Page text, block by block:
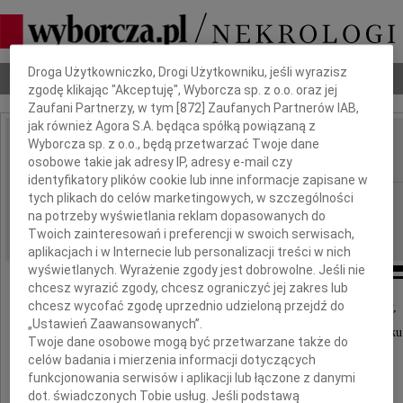
Nekrologi Odeszli Poradnik pogrzebowy
IMIĘ I NAZWISKO: Jerzy Nawracała
REGION: Częstochowa
DATA EMISJI: 18.09.2012
Z głębokim smutkiem i żalem zawiadamiamy,
że w dniu 17 września 2012 roku zmarł nagle w
Dbamy o Twoją prywatność
Droga Użytkowniczko, Drogi Użytkowniku, jeśli wyrazisz
zgodę klikając "Akceptuję", Wyborcza sp. z o.o. oraz jej
Zaufani Partnerzy, w tym [872] Zaufanych Partnerów IAB,
jak również Agora S.A. będąca spółką powiązaną z
Wyborcza sp. z o.o., będą przetwarzać Twoje dane
osobowe takie jak adresy IP, adresy e-mail czy
identyfikatory plików cookie lub inne informacje zapisane w
tych plikach do celów marketingowych, w szczególności
na potrzeby wyświetlania reklam dopasowanych do
Twoich zainteresowań i preferencji w swoich serwisach,
aplikacjach i w Internecie lub personalizacji treści w nich
wyświetlanych. Wyrażenie zgody jest dobrowolne. Jeśli nie
chcesz wyrazić zgody, chcesz ograniczyć jej zakres lub
chcesz wycofać zgodę uprzednio udzieloną przejdź do
„Ustawień Zaawansowanych”.
Twoje dane osobowe mogą być przetwarzane także do
celów badania i mierzenia informacji dotyczących
funkcjonowania serwisów i aplikacji lub łączone z danymi
dot. świadczonych Tobie usług. Jeśli podstawą